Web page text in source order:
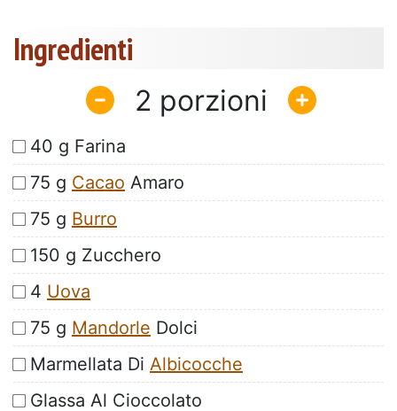
Ingredienti
2
40 g Farina
75 g Cacao Amaro
75 g Burro
150 g Zucchero
4 Uova
75 g Mandorle Dolci
Marmellata Di Albicocche
Glassa Al Cioccolato